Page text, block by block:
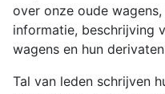
over onze oude
informatie, beschrijving
wagens en hun
Tal van leden schrijven